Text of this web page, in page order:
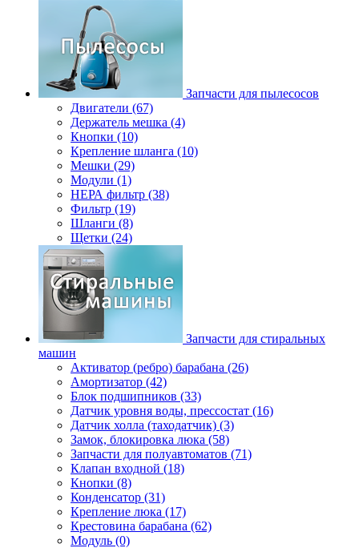
Запчасти для пылесосов
Двигатели (67)
Держатель мешка (4)
Кнопки (10)
Крепление шланга (10)
Мешки (29)
Модули (1)
НЕРА фильтр (38)
Фильтр (19)
Шланги (8)
Щетки (24)
Запчасти для стиральных
машин
Активатор (ребро) барабана (26)
Амортизатор (42)
Блок подшипников (33)
Датчик уровня воды, прессостат (16)
Датчик холла (таходатчик) (3)
Замок, блокировка люка (58)
Запчасти для полуавтоматов (71)
Клапан входной (18)
Кнопки (8)
Конденсатор (31)
Крепление люка (17)
Крестовина барабана (62)
Модуль (0)